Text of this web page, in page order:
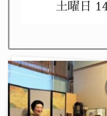
土曜日